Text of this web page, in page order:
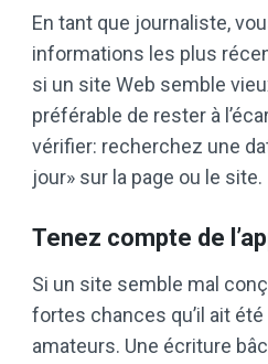
En tant que journaliste,
informations les plus
si un site Web semble
préférable de rester à
vérifier: recherchez une
jour» sur la page ou le site.
Tenez compte de
Si un site semble mal
fortes chances qu’il ait
amateurs. Une écriture